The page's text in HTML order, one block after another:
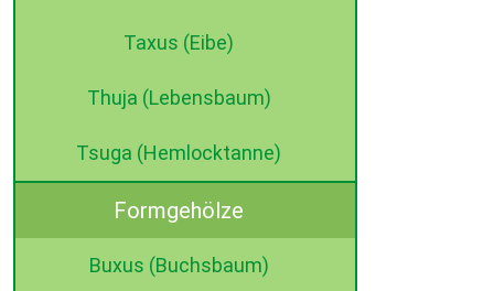
Taxus (Eibe)
Thuja (Lebensbaum)
Tsuga (Hemlocktanne)
Formgehölze
Buxus (Buchsbaum)